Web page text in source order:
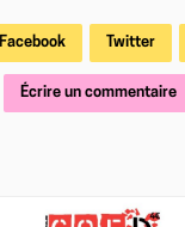
Facebook Twitter
Écrire un commentaire